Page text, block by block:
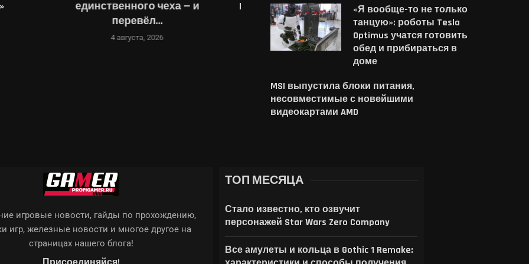
чеха — и
Marvel’s Wolverine. Игроки...
3 августа, 2026
автор выпустил
бесплатную...
2 августа, 2026
дисков — но это...
1 августа, 2026
«Я вообще-то не только
танцую»: роботы Tesla
Optimus учатся готовить
обед и прибираться в
доме
MSI выпустила блоки питания,
несовместимые с новейшими
видеокартами AMD
AWAKENING, ARK...
игровые новости, гайды по прохождению,
игр, железные новости и многое другое на
страницах нашего блога!
ТОП МЕСЯЦА
Стало известно, кто озвучит
персонажей Star Wars Zero Company
Все амулеты и кольца в Gothic 1 Remake: